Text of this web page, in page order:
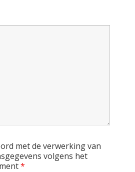
met de verwerking van
volgens het
*